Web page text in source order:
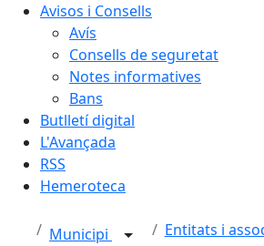
Avisos i Consells
Avís
Consells de seguretat
Notes informatives
Bans
Butlletí digital
L'Avançada
RSS
Hemeroteca
Municipi Entitats i